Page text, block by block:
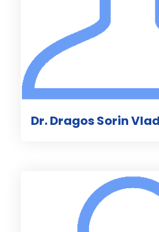
Dr. Dragos Sorin